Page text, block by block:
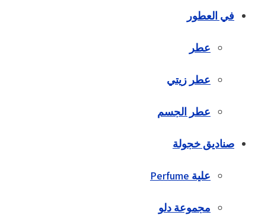
في العطور
عطر
عطر زيتي
عطر الجسم
صناديق خجولة
علية Perfume
مجموعة دلو